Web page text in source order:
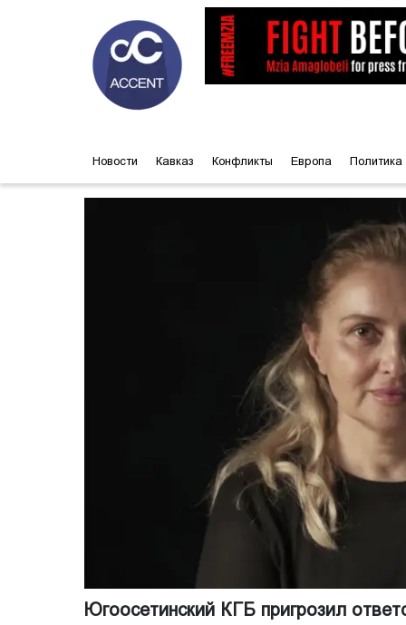
Новости Кавказ Конфликты Европа Политика
Югоосетинский КГБ пригрозил